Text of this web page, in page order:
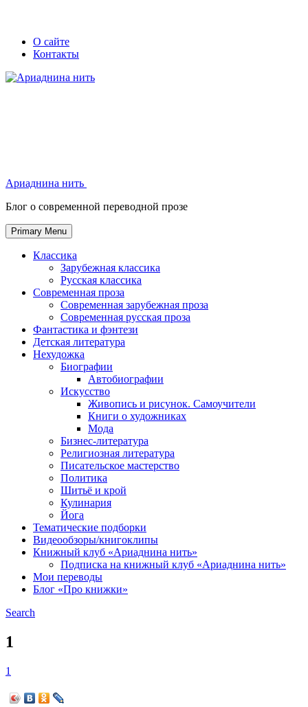
Skip
Secondary
left
navigation
Secondary
right
navigation
О сайте
Контакты
Ариаднина нить
Блог о современной переводной прозе
Primary Menu
Классика
Зарубежная классика
Русская классика
Современная проза
Современная зарубежная проза
Современная русская проза
Фантастика и фэнтези
Детская литература
Нехудожка
Биографии
Автобиографии
Искусство
Живопись и рисунок. Самоучители
Книги о художниках
Мода
Бизнес-литература
Религиозная литература
Писательское мастерство
Политика
Шитьё и крой
Кулинария
Йога
Тематические подборки
Видеообзоры/книгоклипы
Книжный клуб «Ариаднина нить»
Подписка на книжный клуб «Ариаднина нить»
Мои переводы
Блог «Про книжки»
Search
1
1